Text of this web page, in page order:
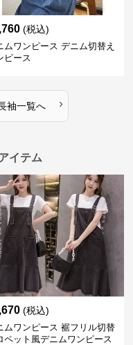
(税込)
ムワンピース デニム切替え
ピース
袖一覧へ ›
イテム
(税込)
ムワンピース 裾フリル切替
ペット風デニムワンピース